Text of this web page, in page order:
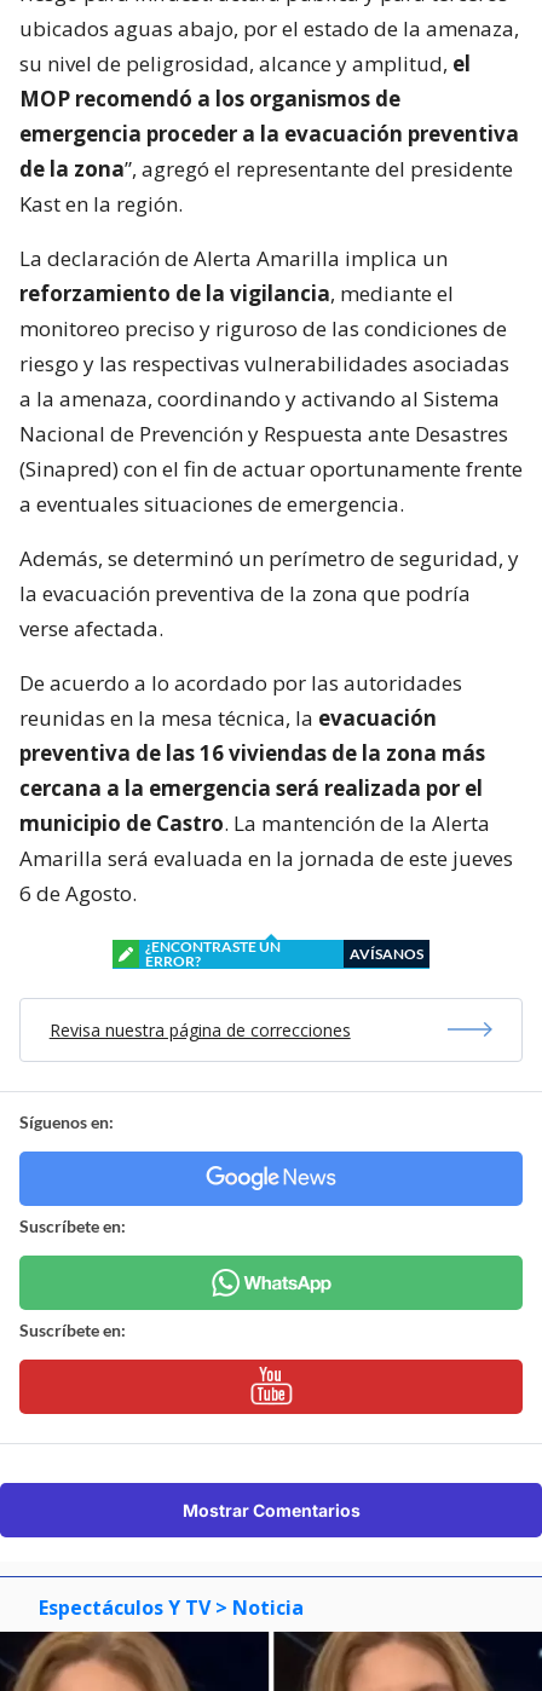
ubicados aguas abajo, por el estado de la amenaza,
su nivel de peligrosidad, alcance y amplitud, el
MOP recomendó a los organismos de
emergencia proceder a la evacuación preventiva
de la zona”, agregó el representante del presidente
Kast en la región.
La declaración de Alerta Amarilla implica un
reforzamiento de la vigilancia, mediante el
monitoreo preciso y riguroso de las condiciones de
riesgo y las respectivas vulnerabilidades asociadas
a la amenaza, coordinando y activando al Sistema
Nacional de Prevención y Respuesta ante Desastres
(Sinapred) con el fin de actuar oportunamente frente
a eventuales situaciones de emergencia.
Además, se determinó un perímetro de seguridad, y
la evacuación preventiva de la zona que podría
verse afectada.
De acuerdo a lo acordado por las autoridades
reunidas en la mesa técnica, la evacuación
preventiva de las 16 viviendas de la zona más
cercana a la emergencia será realizada por el
municipio de Castro. La mantención de la Alerta
Amarilla será evaluada en la jornada de este jueves
6 de Agosto.
¿ENCONTRASTE UN
ERROR?
AVÍSANOS
Revisa nuestra página de correcciones
Síguenos en:
Suscríbete en:
Suscríbete en:
Mostrar Comentarios
Espectáculos Y TV > Noticia